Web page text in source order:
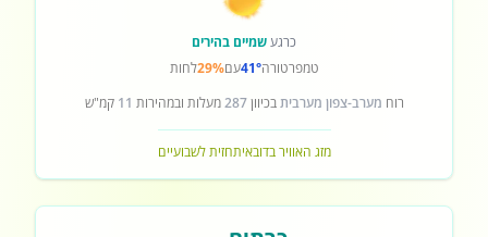
כרגעשמיים בהירים
טמפרטורה41°עם29%לחות
רוח מערב-צפון מערביתבכיוון287מעלות ובמהירות 11 קמ"ש
מזג האוויר בדובאיתחזית לשבועיים